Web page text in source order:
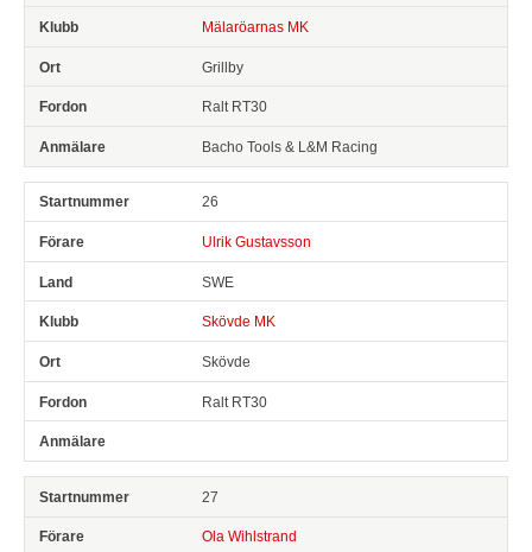
Mälaröarnas MK
Grillby
Ralt RT30
Bacho Tools & L&M Racing
26
Ulrik Gustavsson
SWE
Skövde MK
Skövde
Ralt RT30
27
Ola Wihlstrand